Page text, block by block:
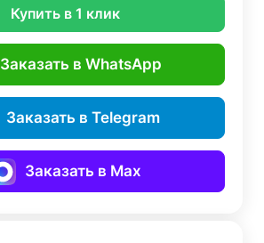
Купить в 1 клик
Заказать в WhatsApp
Заказать в Telegram
Заказать в Max